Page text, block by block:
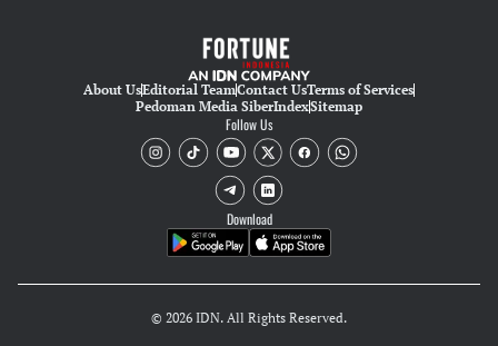
About UsEditorial TeamContact UsTerms of Services
Pedoman Media SiberIndexSitemap
Follow Us
Download
© 2026 IDN. All Rights Reserved.